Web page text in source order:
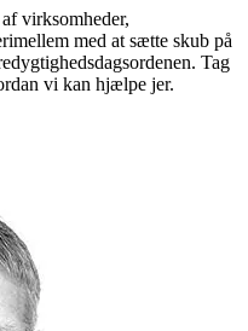
virksomheder,
med at sætte skub på
Tag
vi kan hjælpe jer.